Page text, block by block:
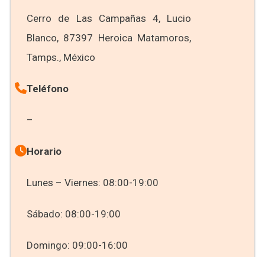
Cerro de Las Campañas 4, Lucio
Blanco, 87397 Heroica Matamoros,
Tamps., México
Teléfono
–
Horario
Lunes – Viernes: 08:00-19:00
Sábado: 08:00-19:00
Domingo: 09:00-16:00